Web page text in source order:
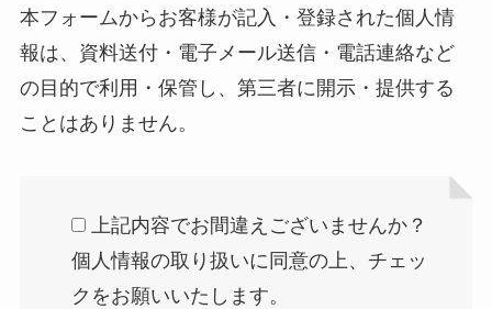
本フォームからお客様が記入・登録された個人情
報は、資料送付・電子メール送信・電話連絡など
の目的で利用・保管し、第三者に開示・提供する
ことはありません。
上記内容でお間違えございませんか？
個人情報の取り扱いに同意の上、チェッ
クをお願いいたします。